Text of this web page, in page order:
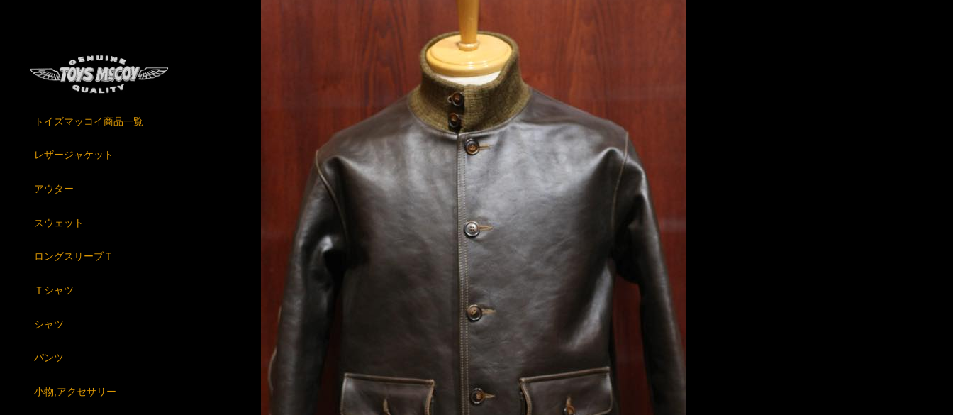
トイズマッコイ商品一覧
レザージャケット
アウター
スウェット
ロングスリーブＴ
Ｔシャツ
シャツ
パンツ
小物,アクセサリー